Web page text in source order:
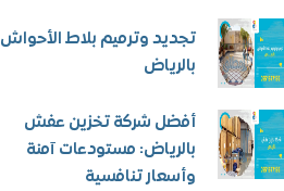
تجديد وترميم بلاط الأحواش
بالرياض
أفضل شركة تخزين عفش
بالرياض: مستودعات آمنة
وأسعار تنافسية